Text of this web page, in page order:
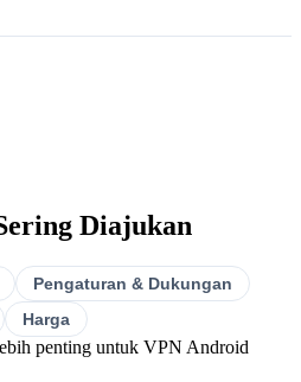
Diajukan
Pengaturan & Dukungan
Harga
penting untuk VPN Android